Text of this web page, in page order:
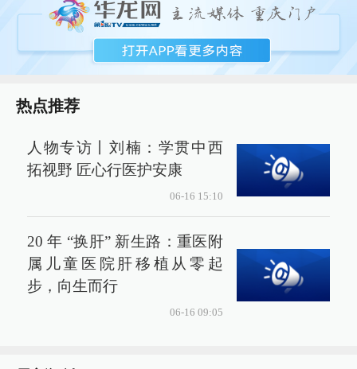
热点推荐
人物专访丨刘楠：学贯中西
拓视野 匠心行医护安康
06-16 15:10
20 年 “换肝” 新生路：重医附
属儿童医院肝移植从零起
步，向生而行
06-16 09:05